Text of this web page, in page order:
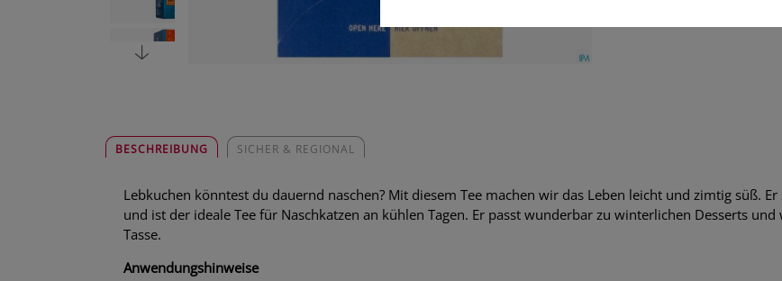
BESCHREIBUNG SICHER & REGIONAL
Lebkuchen könntest du dauernd naschen? Mit diesem Tee machen wir das Leben leicht und zimtig süß.
und ist der ideale Tee für Naschkatzen an kühlen Tagen. Er passt wunderbar zu winterlichen Desserts
Tasse.
Anwendungshinweise